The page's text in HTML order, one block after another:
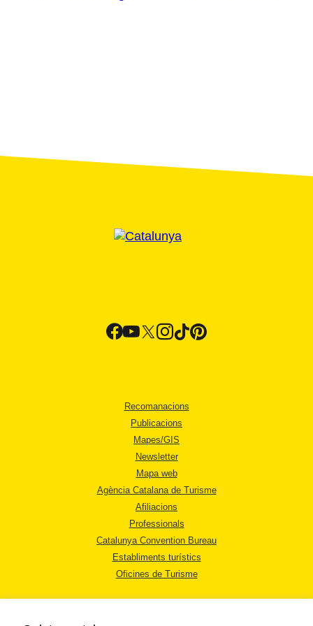
Recomanacions
Publicacions
Mapes/GIS
Newsletter
Mapa web
Agència Catalana de Turisme
Afiliacions
Professionals
Catalunya Convention Bureau
Establiments turístics
Oficines de Turisme